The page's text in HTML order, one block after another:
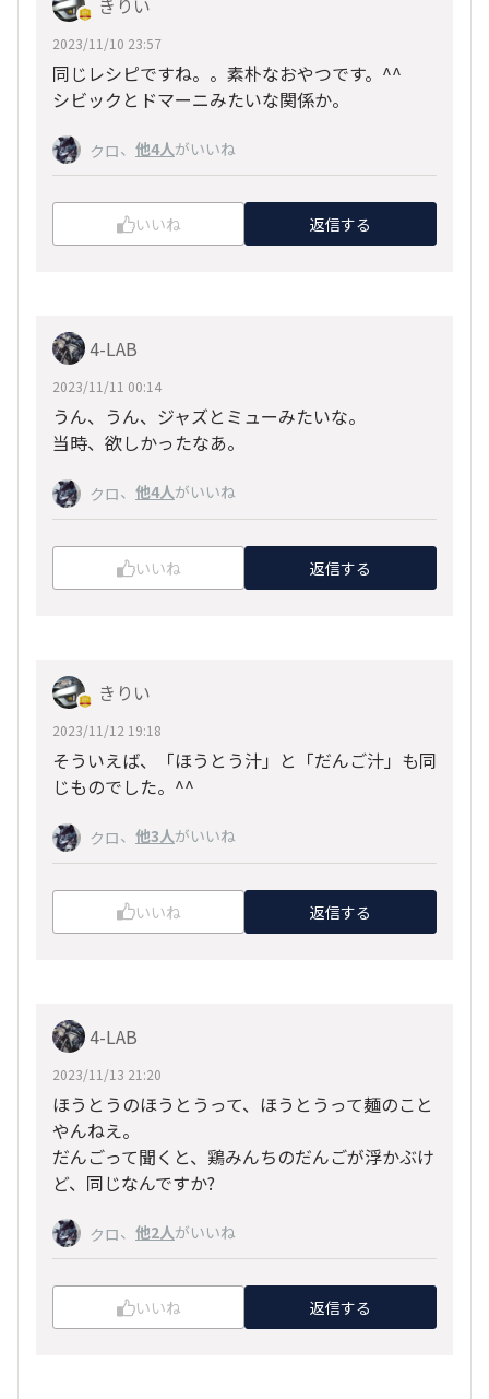
2023/11/10 23:57
同じレシピですね。。素朴なおやつです。^^
シビックとドマーニみたいな関係か。
クロ、 他4人がいいね
いいね 返信する
4-LAB
2023/11/11 00:14
うん、うん、ジャズとミューみたいな。
当時、欲しかったなあ。
クロ、 他4人がいいね
いいね 返信する
きりい
2023/11/12 19:18
そういえば、「ほうとう汁」と「だんご汁」も同
じものでした。^^
クロ、 他3人がいいね
いいね 返信する
4-LAB
2023/11/13 21:20
ほうとうのほうとうって、ほうとうって麺のこと
やんねえ。
だんごって聞くと、鶏みんちのだんごが浮かぶけ
ど、同じなんですか?
クロ、 他2人がいいね
いいね 返信する